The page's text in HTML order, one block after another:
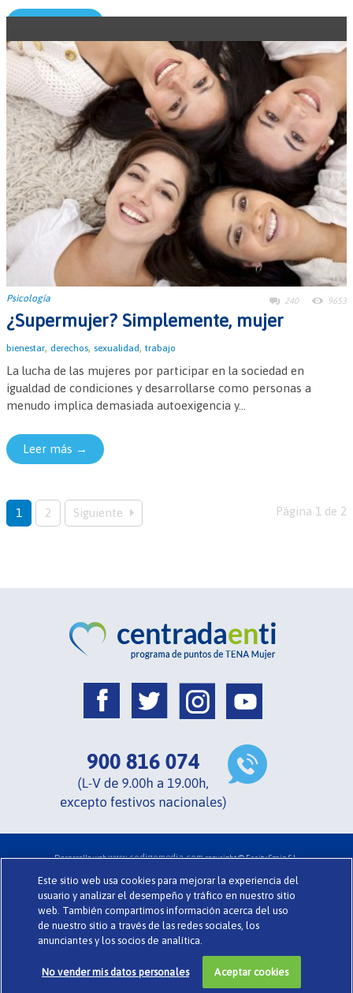
Psicología 240 9653
¿Supermujer? Simplemente, mujer
bienestar, derechos, sexualidad , trabajo
La lucha de las mujeres por participar en la sociedad en
igualdad de condiciones y desarrollarse como personas a
menudo implica demasiada autoexigencia y...
Leer más →
1 2 Siguiente Página 1 de 2
Desarrollo webwww.codigomedia.comcopyright © Essity Spain S.L.
Política de Privacidad . Preguntas Frecuentes . TENA.es
Este sitio web usa cookies para mejorar la experiencia del
usuario y analizar el desempeño y tráfico en nuestro sitio
web. También compartimos información acerca del uso
de nuestro sitio a través de las redes sociales, los
anunciantes y los socios de analítica.
No vender mis datos personales Aceptar cookies